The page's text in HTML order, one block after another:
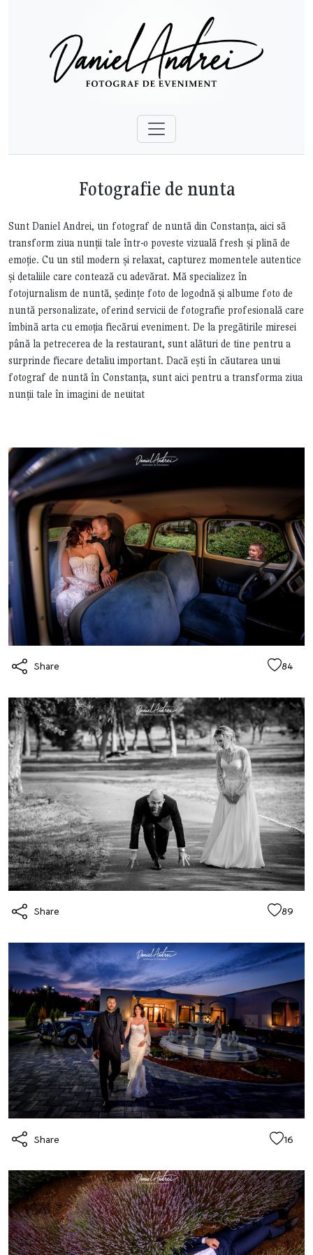
Fotografie de nunta
Sunt Daniel Andrei, un fotograf de nuntă din Constanța, aici să
transform ziua nunții tale într-o poveste vizuală fresh și plină de
emoție. Cu un stil modern și relaxat, capturez momentele autentice
și detaliile care contează cu adevărat. Mă specializez în
fotojurnalism de nuntă, ședințe foto de logodnă și albume foto de
nuntă personalizate, oferind servicii de fotografie profesională care
îmbină arta cu emoția fiecărui eveniment. De la pregătirile miresei
până la petrecerea de la restaurant, sunt alături de tine pentru a
surprinde fiecare detaliu important. Dacă ești în căutarea unui
fotograf de nuntă în Constanța, sunt aici pentru a transforma ziua
nunții tale în imagini de neuitat
84
Share
89
Share
16
Share